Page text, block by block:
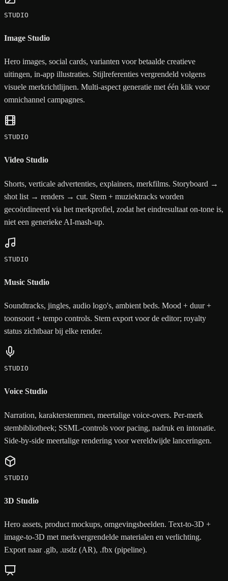
STUDIO
Image Studio
Hero images, social cards, varianten voor betaalde creatieve
uitingen, in-app illustraties. Stijlreferenties vergrendeld volgens
visuele merkrichtlijnen. Multi-aspect generatie met één klik voor
omnichannel campagnes.
STUDIO
Video Studio
Shorts, verticale advertenties, explainers, merkfilms. Storyboard →
shot list → renders → cut. Stem + muziektracks worden
gecoördineerd via het merkprofiel, zodat het eindresultaat on-tone is,
niet een generieke AI-mash-up.
STUDIO
Music Studio
Soundtracks, jingles, audio logo's, ambient beds. Mood + duur +
toonsoort + tempo controls. Stem export voor de editor; royalty
status zichtbaar bij elke render.
STUDIO
Voice Studio
Narration, karakterstemmen, meertalige voice-overs. Per-merk
stembibliotheek; SSML-controls voor pacing, nadruk en intonatie.
Side-by-side meertalige rendering voor wereldwijde lanceringen.
STUDIO
3D Studio
Hero assets, product mockups, omgevingsbeelden. Text-to-3D +
image-to-3D met merkvergrendelde materialen en verlichting.
Export naar .glb, .usdz (AR), .fbx (pipeline).